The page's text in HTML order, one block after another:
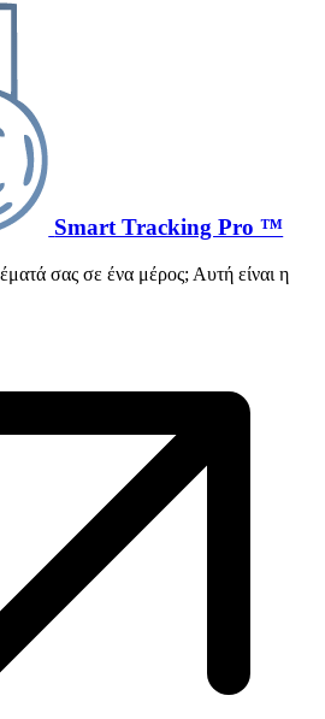
Smart Tracking Pro ™
σας σε ένα μέρος; Αυτή είναι η